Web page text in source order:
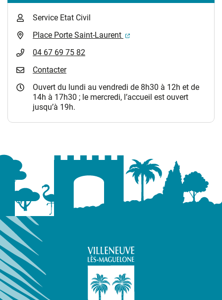
Service Etat Civil
Place Porte Saint-Laurent
(ouverture dans un
04 67 69 75 82
Contacter
Ouvert du lundi au vendredi de 8h30 à 12h et de
14h à 17h30 ; le mercredi, l’accueil est ouvert
jusqu’à 19h.